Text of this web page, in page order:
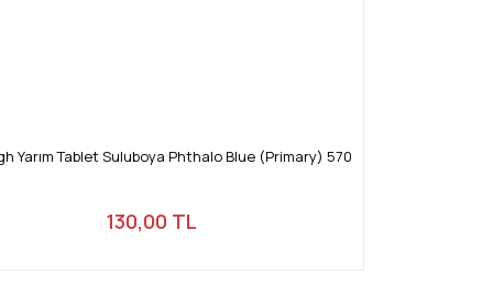
Yarım Tablet Suluboya Phthalo Blue (Primary) 570
130,00 TL